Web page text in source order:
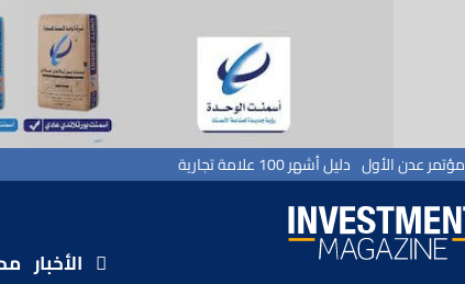
مؤتمر عدن الأول دليل أشهر 100 علامة تجارية
الأخبار